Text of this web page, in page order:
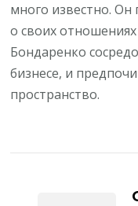
много известно. Он
о своих
Бондаренко
бизнесе, и
пространство.